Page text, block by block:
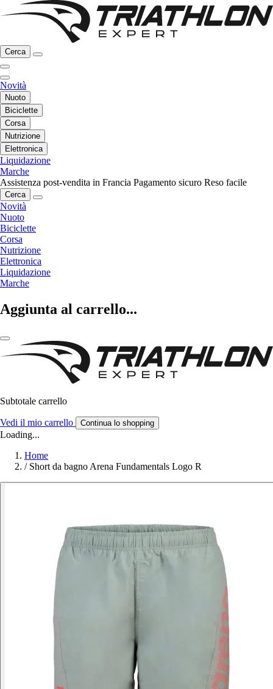
Cerca
Novità
Nuoto
Biciclette
Corsa
Nutrizione
Elettronica
Liquidazione
Marche
Assistenza post-vendita in Francia Pagamento sicuro Reso facile
Cerca
Novità
Nuoto
Biciclette
Corsa
Nutrizione
Elettronica
Liquidazione
Marche
Aggiunta al carrello...
Subtotale carrello
Vedi il mio carrello Continua lo shopping
Loading...
Home
/ Short da bagno Arena Fundamentals Logo R